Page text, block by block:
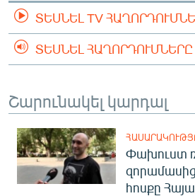
ՏԵՍՆԵԼ TV
ՏԵՍՆԵԼ ՀԱՂՈՐԴՈՒՄՆԵՐԸ
Շարունակել կարդալ
Փախուստ
հոսքը